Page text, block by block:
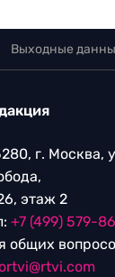
Выходные
г. Москва,
этаж 2
+7 (499) 579-
общих